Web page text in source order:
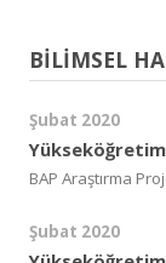
BİLİMSEL
Şubat 2020
BAP Araştırma
Şubat 2020